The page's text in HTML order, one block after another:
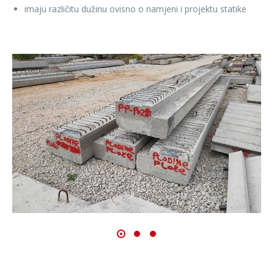
imaju različitu dužinu ovisno o namjeni i projektu statike